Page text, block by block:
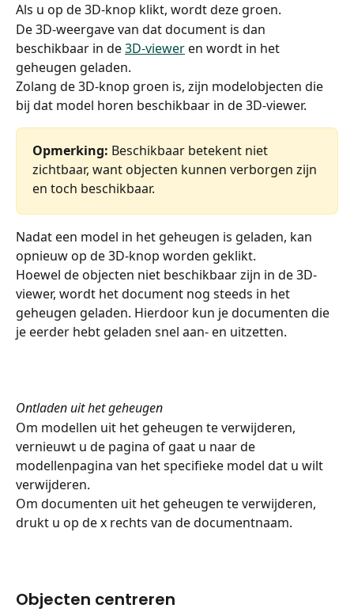
Als u op de 3D-knop klikt, wordt deze groen.
De 3D-weergave van dat document is dan
beschikbaar in de 3D-viewer en wordt in het
geheugen geladen.
Zolang de 3D-knop groen is, zijn modelobjecten die
bij dat model horen beschikbaar in de 3D-viewer.
Opmerking: Beschikbaar betekent niet
zichtbaar, want objecten kunnen verborgen zijn
en toch beschikbaar.
Nadat een model in het geheugen is geladen, kan
opnieuw op de 3D-knop worden geklikt.
Hoewel de objecten niet beschikbaar zijn in de 3D-
viewer, wordt het document nog steeds in het
geheugen geladen. Hierdoor kun je documenten die
je eerder hebt geladen snel aan- en uitzetten.
Ontladen uit het geheugen
Om modellen uit het geheugen te verwijderen,
vernieuwt u de pagina of gaat u naar de
modellenpagina van het specifieke model dat u wilt
verwijderen.
Om documenten uit het geheugen te verwijderen,
drukt u op de x rechts van de documentnaam.
Objecten centreren